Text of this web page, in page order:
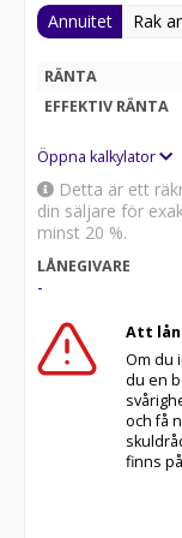
Annuitet Rak
RÄNTA
EFFEKTIV RÄNTA
Öppna kalkylator
Detta är ett
din säljare för
minst 20 %.
LÅNEGIVARE
-
Att
Om du
du en
och få
finns på